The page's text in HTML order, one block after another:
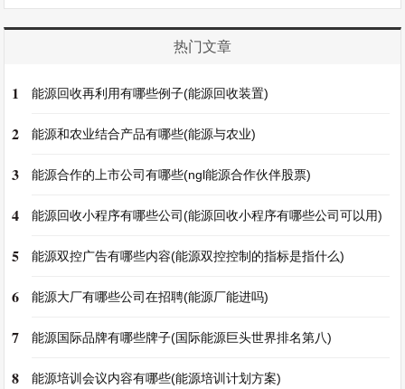
热门文章
1 能源回收再利用有哪些例子(能源回收装置)
2 能源和农业结合产品有哪些(能源与农业)
3 能源合作的上市公司有哪些(ngl能源合作伙伴股票)
4 能源回收小程序有哪些公司(能源回收小程序有哪些公司可以用)
5 能源双控广告有哪些内容(能源双控控制的指标是指什么)
6 能源大厂有哪些公司在招聘(能源厂能进吗)
7 能源国际品牌有哪些牌子(国际能源巨头世界排名第八)
8 能源培训会议内容有哪些(能源培训计划方案)